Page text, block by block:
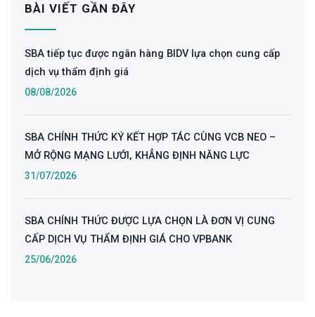
BÀI VIẾT GẦN ĐÂY
SBA tiếp tục được ngân hàng BIDV lựa chọn cung cấp
dịch vụ thẩm định giá
08/08/2026
SBA CHÍNH THỨC KÝ KẾT HỢP TÁC CÙNG VCB NEO –
MỞ RỘNG MẠNG LƯỚI, KHẲNG ĐỊNH NĂNG LỰC
31/07/2026
SBA CHÍNH THỨC ĐƯỢC LỰA CHỌN LÀ ĐƠN VỊ CUNG
CẤP DỊCH VỤ THẨM ĐỊNH GIÁ CHO VPBANK
25/06/2026